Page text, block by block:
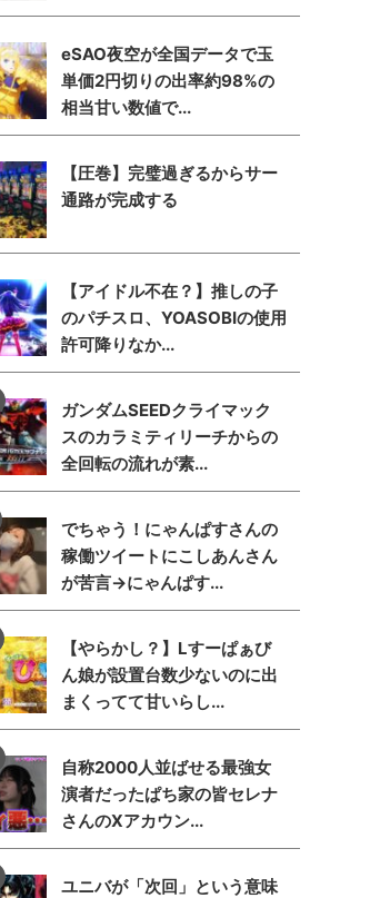
eSAO夜空が全国データで玉
単価2円切りの出率約98%の
相当甘い数値で...
【圧巻】完璧過ぎるからサー
通路が完成する
【アイドル不在？】推しの子
のパチスロ、YOASOBIの使用
許可降りなか...
ガンダムSEEDクライマック
スのカラミティリーチからの
全回転の流れが素...
でちゃう！にゃんぱすさんの
稼働ツイートにこしあんさん
が苦言→にゃんぱす...
【やらかし？】Lすーぱぁび
ん娘が設置台数少ないのに出
まくってて甘いらし...
自称2000人並ばせる最強女
演者だったぱち家の皆セレナ
さんのXアカウン...
ユニバが「次回」という意味